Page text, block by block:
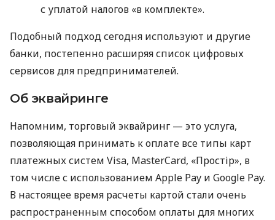
с уплатой налогов «в комплекте».
Подобный подход сегодня используют и другие
банки, постепенно расширяя список цифровых
сервисов для предпринимателей.
Об эквайринге
Напомним, торговый эквайринг — это услуга,
позволяющая принимать к оплате все типы карт
платежных систем Visa, MasterCard, «Простір», в
том числе с использованием Apple Pay и Google Pay.
В настоящее время расчеты картой стали очень
распространенным способом оплаты для многих